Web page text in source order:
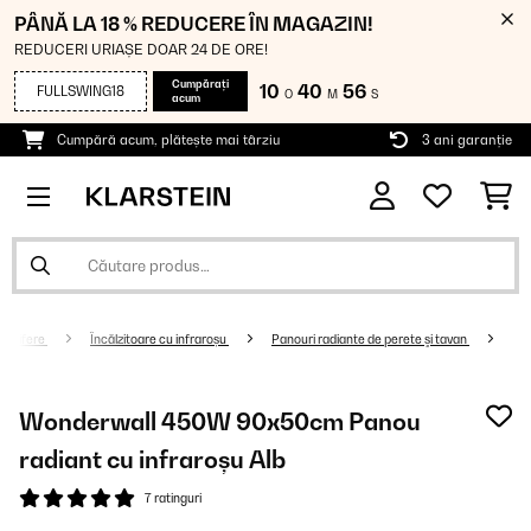
PÂNĂ LA 18 % REDUCERE ÎN MAGAZIN!
REDUCERI URIAȘE DOAR 24 DE ORE!
FULLSWING18
Cumpărați
acum
10 O 40 M 55 S
Cumpără acum, plătește mai târziu 3 ani garanție
Încălzitoare cu infraroșu Panouri radiante de perete şi tavan
Wonderwall 450W 90x50cm Panou
radiant cu infraroșu Alb
7 ratinguri